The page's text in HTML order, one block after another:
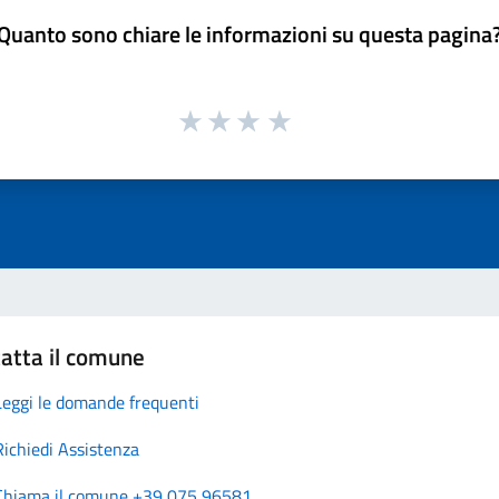
sono chiare le informazioni su questa
il comune
le domande frequenti
Assistenza